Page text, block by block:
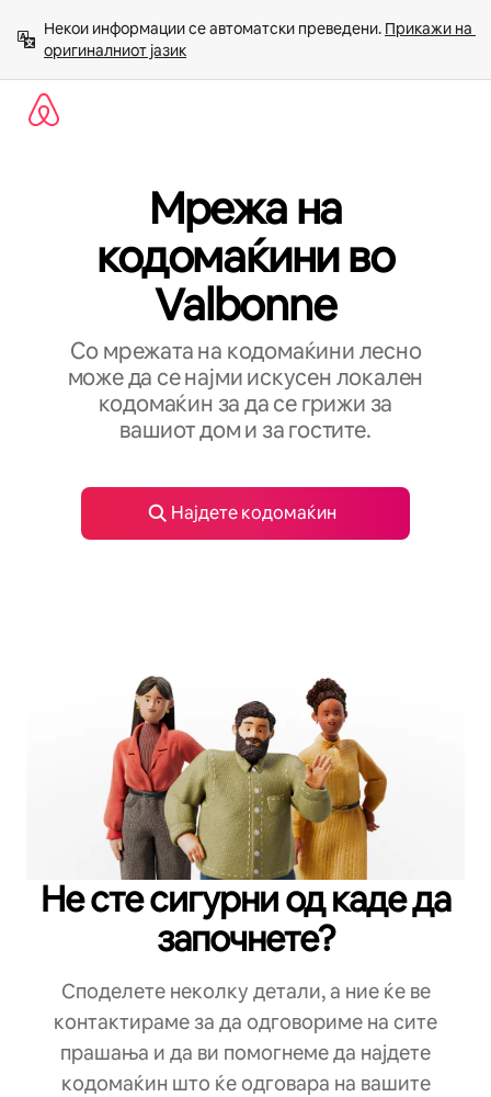
содржина
Некои информации се автоматски преведени. Прикажи на
оригиналниот јазик
Мрежа на
кодомаќини во
Valbonne
Со мрежата на кодомаќини лесно
може да се најми искусен локален
кодомаќин за да се грижи за
вашиот дом и за гостите.
Најдете кодомаќин
Не сте сигурни од каде да
започнете?
Споделете неколку детали, а ние ќе ве
контактираме за да одговориме на сите
прашања и да ви помогнеме да најдете
кодомаќин што ќе одговара на вашите